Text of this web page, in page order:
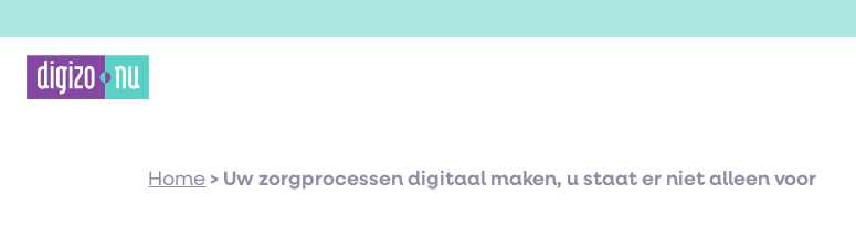
Home > Uw zorgprocessen digitaal maken, u staat er niet alleen voor